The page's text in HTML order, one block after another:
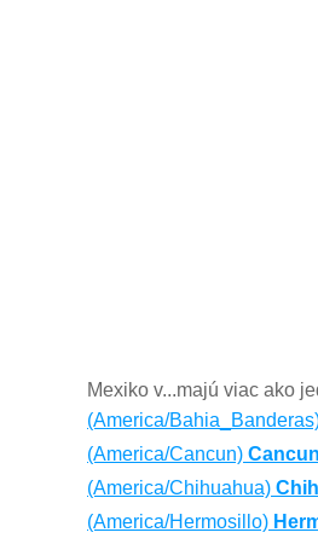
Mexiko v...majú viac ako
(America/
(America/Cancun) Cancun
(America/Chihuahua)
(America/Hermosillo)